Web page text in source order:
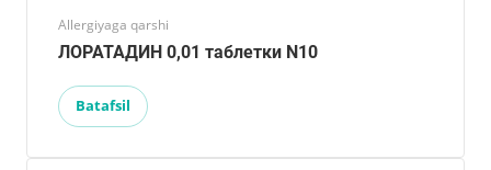
Allergiyaga qarshi
ЛОРАТАДИН 0,01 таблетки N10
Batafsil